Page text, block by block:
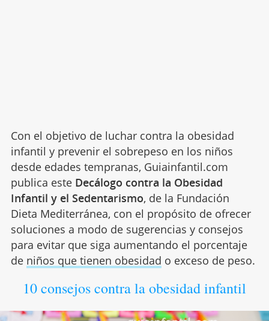
Con el objetivo de luchar contra la obesidad
infantil y prevenir el sobrepeso en los niños
desde edades tempranas, Guiainfantil.com
publica este Decálogo contra la Obesidad
Infantil y el Sedentarismo, de la Fundación
Dieta Mediterránea, con el propósito de ofrecer
soluciones a modo de sugerencias y consejos
para evitar que siga aumentando el porcentaje
de niños que tienen obesidad o exceso de peso.
10 consejos contra la obesidad infantil